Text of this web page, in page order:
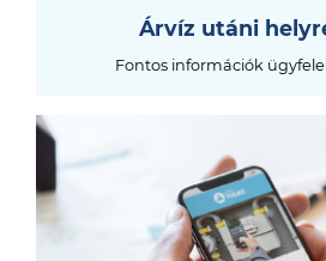
Árvíz utáni
Fontos információk